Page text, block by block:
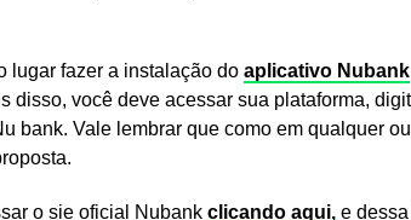
lugar fazer a instalação do aplicativo Nubank
disso, você deve acessar sua plataforma,
bank. Vale lembrar que como em qualquer
o sie oficial Nubank clicando aqui, e